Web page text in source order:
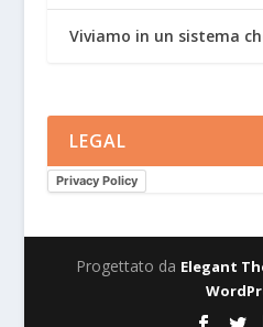
Viviamo in un sistema
LEGAL
Privacy Policy
Progettato da Elegant